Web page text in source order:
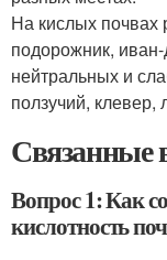
На кислых почвах
подорожник,
нейтральных и
ползучий,
Связанные
Вопрос 1: Как
кислотность